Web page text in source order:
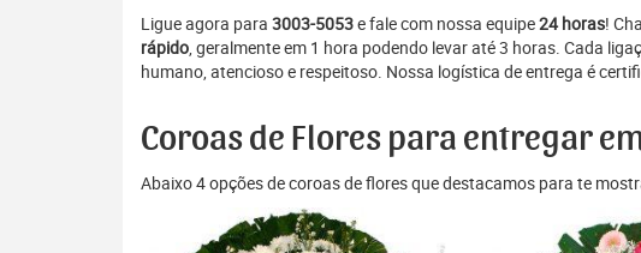
Ligue agora para 3003-5053e fale com nossa equipe24 horas!
rápido, geralmente em 1 hora podendo levar até 3 horas. Cada
humano, atencioso e respeitoso. Nossa logística de entrega é
Coroas de Flores para entregar
Abaixo 4 opções de coroas de flores que destacamos para te